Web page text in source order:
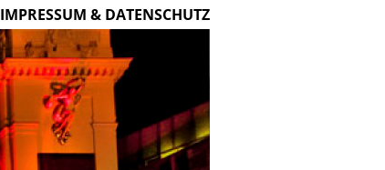
IMPRESSUM & DATENSCHUTZ